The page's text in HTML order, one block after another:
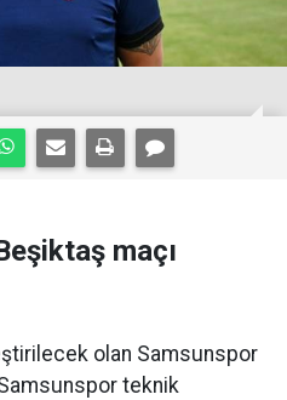
maçı
olan Samsunspor
teknik